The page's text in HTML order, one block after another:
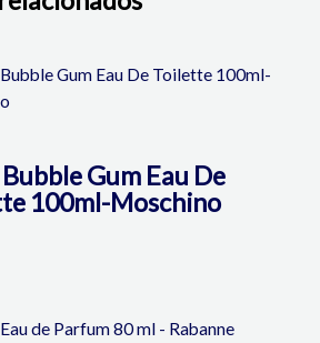
Gum Eau De
100ml-Moschino